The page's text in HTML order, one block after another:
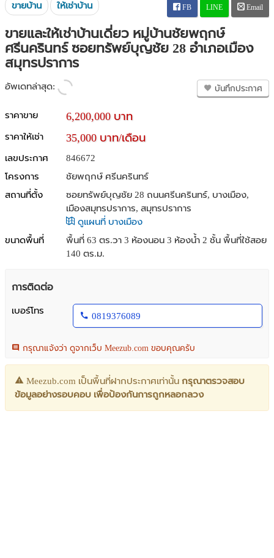
ขายบ้าน ให้เช่าบ้าน FB LINE Email
ขายและให้เช่าบ้านเดี่ยว หมู่บ้านชัยพฤกษ์
ศรีนครินทร์ ซอยทรัพย์บุญชัย 28 อำเภอเมือง
สมุทรปราการ
อัพเดทล่าสุด: บันทึกประกาศ
ราคาขาย 6,200,000 บาท
ราคาให้เช่า 35,000 บาท/เดือน
เลขประกาศ
846672
โครงการ
ชัยพฤกษ์ ศรีนครินทร์
สถานที่ตั้ง
ซอยทรัพย์บุญชัย 28 ถนนศรีนครินทร์, บางเมือง,
เมืองสมุทรปราการ, สมุทรปราการ
ดูแผนที่ บางเมือง
ขนาดพื้นที่
พื้นที่ 63 ตร.วา 3 ห้องนอน 3 ห้องน้ำ 2 ชั้น พื้นที่ใช้สอย
140 ตร.ม.
การติดต่อ
เบอร์โทร
0819376089
กรุณาแจ้งว่า ดูจากเว็บ Meezub.com ขอบคุณครับ
Meezub.com เป็นพื้นที่ฝากประกาศเท่านั้น กรุณาตรวจสอบ
ข้อมูลอย่างรอบคอบ เพื่อป้องกันการถูกหลอกลวง